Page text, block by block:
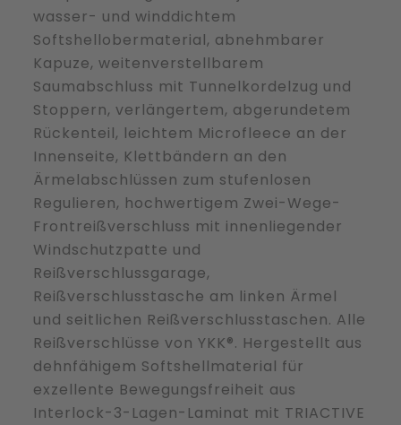
Weiß
Menge
wasser- und winddichtem
Softshellobermaterial, abnehmbarer
Kapuze, weitenverstellbarem
Saumabschluss mit Tunnelkordelzug und
Stoppern, verlängertem, abgerundetem
Rückenteil, leichtem Microfleece an der
Innenseite, Klettbändern an den
Ärmelabschlüssen zum stufenlosen
Regulieren, hochwertigem Zwei-Wege-
Frontreißverschluss mit innenliegender
Windschutzpatte und
Reißverschlussgarage,
Reißverschlusstasche am linken Ärmel
und seitlichen Reißverschlusstaschen. Alle
Reißverschlüsse von YKK®. Hergestellt aus
dehnfähigem Softshellmaterial für
exzellente Bewegungsfreiheit aus
Interlock-3-Lagen-Laminat mit TRIACTIVE